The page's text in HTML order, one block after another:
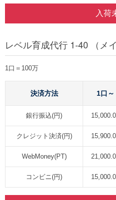
入荷
レベル育成代行 1-40 （メ
1口＝100万
決済方法 1口～
銀行振込(円)
クレジット決済(円)
WebMoney(PT)
コンビニ(円)